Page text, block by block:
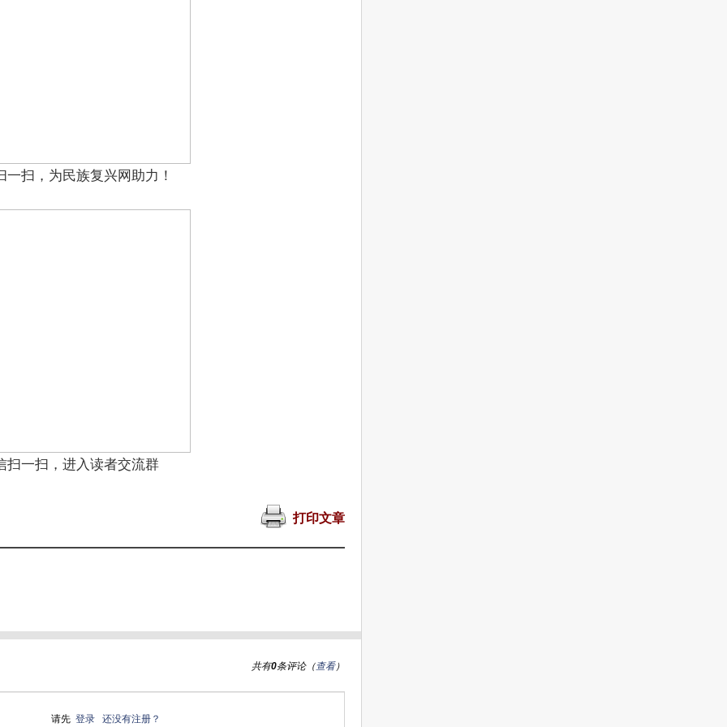
一扫，为民族复兴网助力！
扫一扫，进入读者交流群
打印文章
共有0条评论（查看）
请先 登录 还没有注册？